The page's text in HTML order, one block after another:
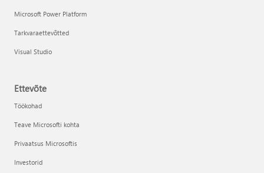
Microsoft Power Platform
Tarkvaraettevõtted
Visual Studio
Ettevõte
Töökohad
Teave Microsofti kohta
Privaatsus Microsoftis
Investorid